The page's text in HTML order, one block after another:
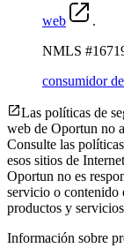
web
.
NMLS
consumidor
Las políticas de
web de Oportun no
Consulte las
esos sitios de
Oportun no es
servicio o contenido
productos y
Información sobre